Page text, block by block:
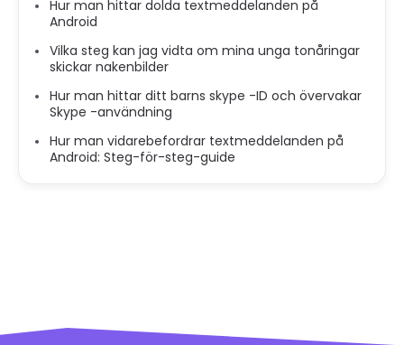
Hur man hittar dolda textmeddelanden på
Android
Vilka steg kan jag vidta om mina unga tonåringar
skickar nakenbilder
Hur man hittar ditt barns skype -ID och övervakar
Skype -användning
Hur man vidarebefordrar textmeddelanden på
Android: Steg-för-steg-guide